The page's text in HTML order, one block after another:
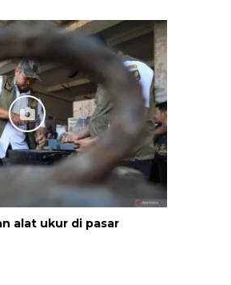
alat ukur di pasar
kejahatan